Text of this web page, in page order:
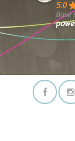
5.0
Basé